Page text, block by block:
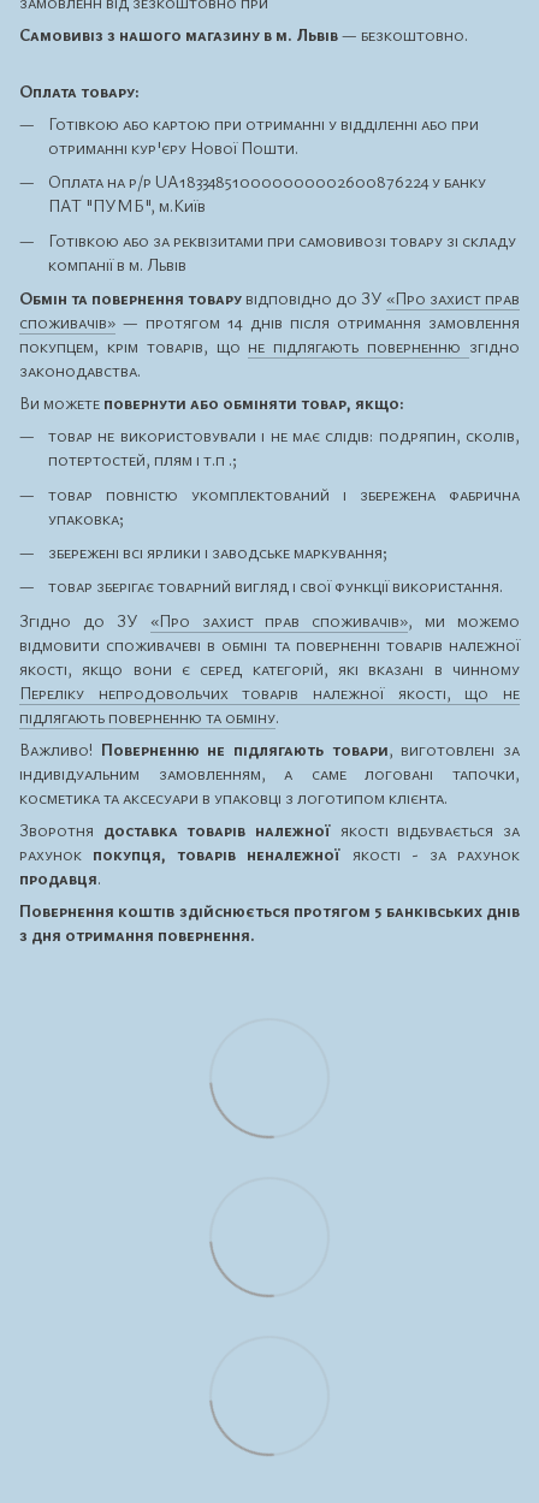
Самовивіз з нашого магазину в м. Львів— безкоштовно.
Оплата товару:
Готівкою або картою при отриманні у відділенні або при
отриманні кур'єру Нової Пошти.
Оплата на р/р UA183348510000000002600876224 у банку
ПАТ "ПУМБ", м.Київ
Готівкою або за реквізитами при самовивозі товару зі складу
компанії в м. Львів
Обмін та повернення товару відповідно до ЗУ «Про захист прав
споживачів» — протягом 14 днів після отримання замовлення
покупцем, крім товарів, що не підлягають поверненню згідно
законодавства.
Ви можете повернути або обміняти товар, якщо:
товар не використовували і не має слідів: подряпин, сколів,
потертостей, плям і т.п .;
товар повністю укомплектований і збережена фабрична
упаковка;
збережені всі ярлики і заводське маркування;
товар зберігає товарний вигляд і свої функції використання.
Згідно до ЗУ «Про захист прав споживачів», ми можемо
відмовити споживачеві в обміні та поверненні товарів належної
якості, якщо вони є серед категорій, які вказані в чинному
Переліку непродовольчих товарів належної якості, що не
підлягають поверненню та обміну.
Важливо! Поверненню не підлягають товари, виготовлені за
індивідуальним замовленням, а саме логовані тапочки,
косметика та аксесуари в упаковці з логотипом клієнта.
Зворотня доставка товарів належної якості відбувається за
рахунок покупця, товарів неналежної якості - за рахунок
продавця.
Повернення коштів здійснюється протягом 5 банківських днів
з дня отримання повернення.